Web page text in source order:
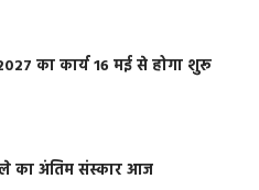
का कार्य 16 मई से होगा शुरू
का अंतिम संस्कार आज